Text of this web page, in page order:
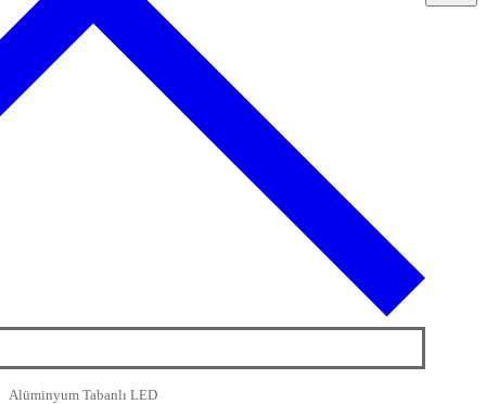
Alüminyum Tabanlı LED